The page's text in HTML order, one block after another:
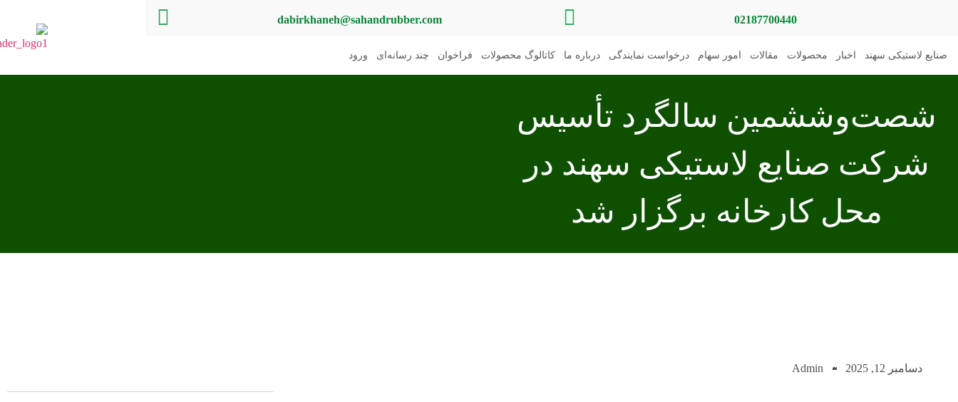
02187700440
dabirkhaneh@sahandrubber.com
صنایع لاستیکی سهند اخبار محصولات مقالات امور سهام درخواست نمایندگی درباره ما کاتالوگ محصولات فراخوان چند رسانه‌ای ورود
شصت‌وششمین سالگرد تأسیس
شرکت صنایع لاستیکی سهند در
محل کارخانه برگزار شد
دسامبر 12, 2025 Admin